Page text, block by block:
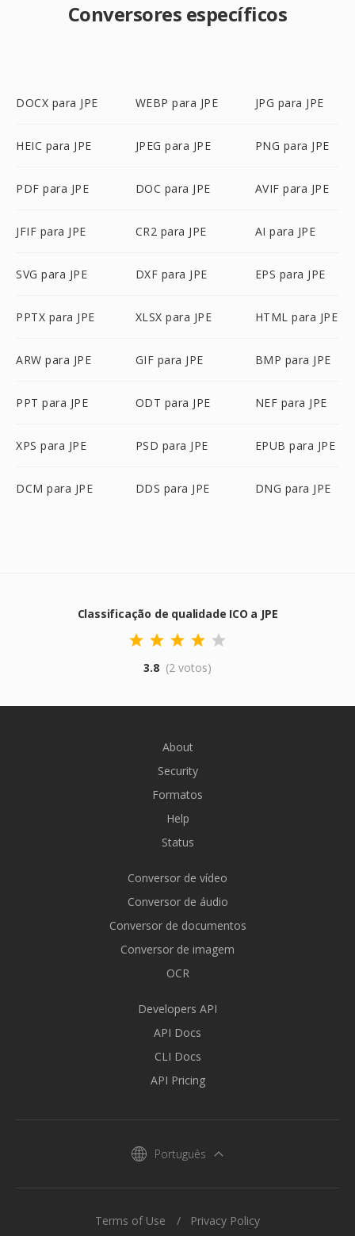
Conversores específicos
DOCX para JPE WEBP para JPE JPG para JPE
HEIC para JPE JPEG para JPE PNG para JPE
PDF para JPE DOC para JPE AVIF para JPE
JFIF para JPE CR2 para JPE AI para JPE
SVG para JPE DXF para JPE EPS para JPE
PPTX para JPE XLSX para JPE HTML para JPE
ARW para JPE GIF para JPE BMP para JPE
PPT para JPE ODT para JPE NEF para JPE
XPS para JPE PSD para JPE EPUB para JPE
DCM para JPE DDS para JPE DNG para JPE
Classificação de qualidade ICO a JPE
3.8 (2 votos)
About
Security
Formatos
Help
Status
Conversor de vídeo
Conversor de áudio
Conversor de documentos
Conversor de imagem
OCR
Developers API
API Docs
CLI Docs
API Pricing
Português
Terms of Use Privacy Policy